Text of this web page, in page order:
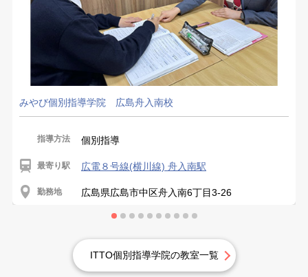
みやび個別指導学院 広島舟入南校
指導方法 個別指導
最寄り駅 広電８号線(横川線) 舟入南駅
勤務地 広島県広島市中区舟入南6丁目3-26
ITTO個別指導学院の教室一覧